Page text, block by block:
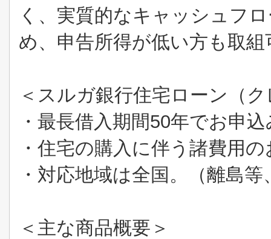
く、実質的なキャッシュフ
め、申告所得が低い方も取
＜ スルガ銀行住宅ローン（
・最長借入期間50年でお申込
・住宅の購入に伴う諸費用
・対応地域は全国。（離島
＜主な商品概要＞